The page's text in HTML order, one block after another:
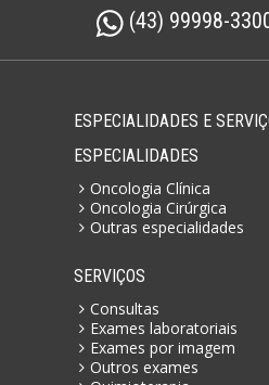
(43) 99998-
ESPECIALIDADES E
ESPECIALIDADES
Oncologia Clínica
Oncologia Cirúrgica
Outras especialidades
SERVIÇOS
Consultas
Exames laboratoriais
Exames por imagem
Outros exames